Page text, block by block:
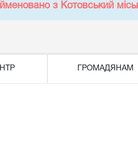
з Котовський
ГРОМАДЯНАМ